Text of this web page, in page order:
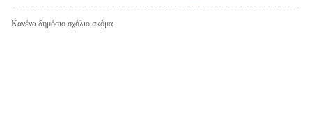
Κανένα δημόσιο σχόλιο ακόμα